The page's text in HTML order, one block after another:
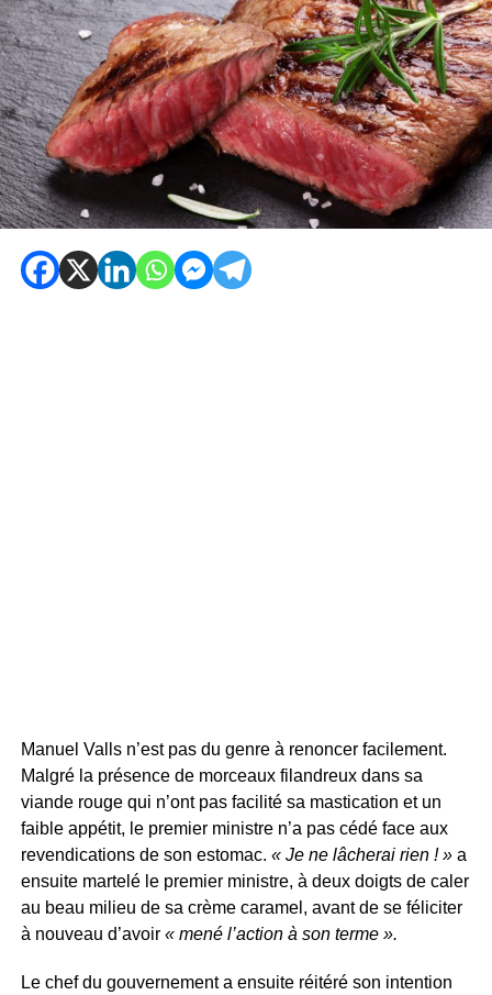
Manuel Valls n’est pas du genre à renoncer facilement.
Malgré la présence de morceaux filandreux dans sa
viande rouge qui n’ont pas facilité sa mastication et un
faible appétit, le premier ministre n’a pas cédé face aux
revendications de son estomac. « Je ne lâcherai rien ! »a
ensuite martelé le premier ministre, à deux doigts de caler
au beau milieu de sa crème caramel, avant de se féliciter
à nouveau d’avoir « mené l’action à son terme ».
Le chef du gouvernement a ensuite réitéré son intention